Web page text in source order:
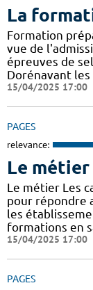
La
Formation
vue de
épreuves de
Dorénavant
15/04/2025 17:00
PAGES
relevance:
Le métier
Le métier Les
pour répondre
les
formations en
15/04/2025 17:00
PAGES